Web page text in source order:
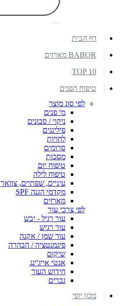
דף הבית
BABOR מארזים
TOP 10
טיפוח הפנים
לפי סוג מוצר
מי פנים
ניקוי / סבונים
פילינגים
לחויות
סרומים
מסכות
טיפוח יום
טיפוח לילה
עיניים, שפתיים, צוואר
מקדמי הגנה SPF
מארזים
לפי צרכי עור
עור רגיל - יבש
עור רגיש
עור שמן / אקנה
פיגמנטציה / הבהרה
שיקום
אנטי אייג'ינג
חידוש העור
גברים
מכון יופי